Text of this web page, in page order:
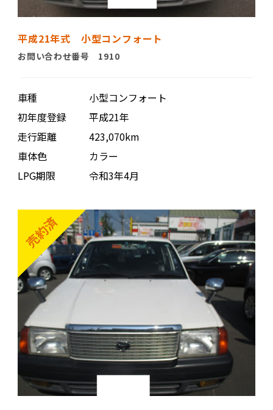
平成21年式 小型コンフォート
お問い合わせ番号 1910
車種
小型コンフォート
初年度登録
平成21年
走行距離
423,070km
車体色
カラー
LPG期限
令和3年4月